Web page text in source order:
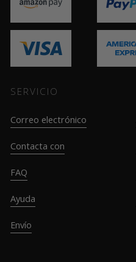
SERVICIO
Correo electrónico
Contacta con
FAQ
Ayuda
Envío